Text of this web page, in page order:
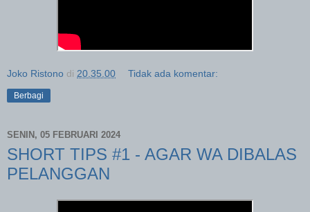
Joko Ristono di 20.35.00 Tidak ada komentar:
Berbagi
SENIN, 05 FEBRUARI 2024
SHORT TIPS #1 - AGAR WA DIBALAS
PELANGGAN